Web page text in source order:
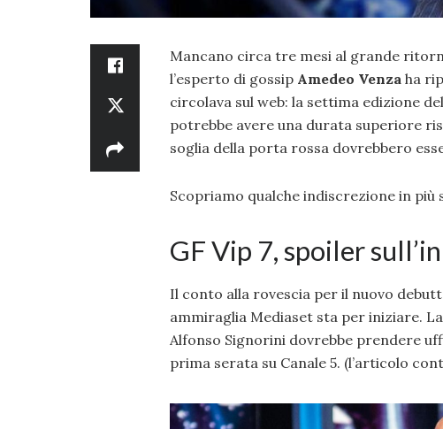
Mancano circa tre mesi al grande
l’esperto di gossip Amedeo Venza ha
circolava sul web: la settima edizione
potrebbe avere una durata superiore
soglia della porta rossa dovrebbero
Scopriamo qualche indiscrezione in più
GF Vip 7, spoiler
Il conto alla rovescia per il nuovo
ammiraglia Mediaset sta per iniziare.
Alfonso Signorini dovrebbe prendere
prima serata su Canale 5. (l’articolo